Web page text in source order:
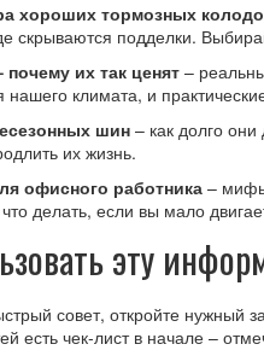
хороших тормозных
скрываются подделки.
их так ценят –
климата, и
шин – как долго они
их жизнь.
офисного работника – мифы
делать, если вы мало
эту
совет, откройте нужный
есть чек‑лист в начале –